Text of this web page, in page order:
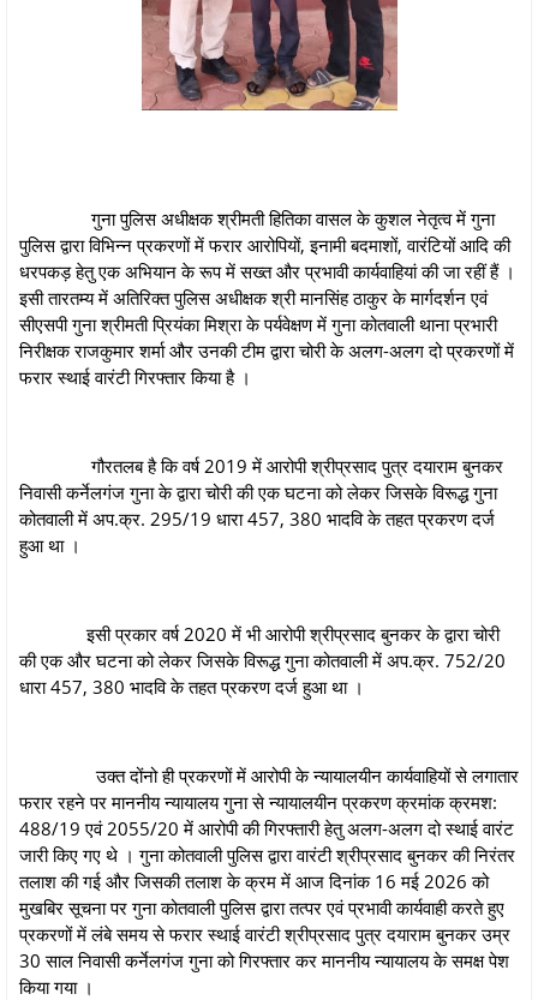
गुना पुलिस अधीक्षक श्रीमती हितिका वासल के कुशल नेतृत्व में गुना
पुलिस द्वारा विभिन्‍न प्रकरणों में फरार आरोपियों, इनामी बदमाशों, वारंटियों आदि की
धरपकड़ हेतु एक अभियान के रूप में सख्त और प्रभावी कार्यवाहियां की जा रहीं हैं ।
इसी तारतम्‍य में अतिरिक्त पुलिस अधीक्षक श्री मानसिंह ठाकुर के मार्गदर्शन एवं
सीएसपी गुना श्रीमती प्रियंका मिश्रा के पर्यवेक्षण में गुना कोतवाली थाना प्रभारी
निरीक्षक राजकुमार शर्मा और उनकी टीम द्वारा चोरी के अलग-अलग दो प्रकरणों में
फरार स्थाई वारंटी गिरफ्तार किया है ।
गौरतलब है कि वर्ष 2019 में आरोपी श्रीप्रसाद पुत्र दयाराम बुनकर
निवासी कर्नेलगंज गुना के द्वारा चोरी की एक घटना को लेकर जिसके विरूद्ध गुना
कोतवाली में अप.क्र. 295/19 धारा 457, 380 भादवि के तहत प्रकरण दर्ज
हुआ था ।
इसी प्रकार वर्ष 2020 में भी आरोपी श्रीप्रसाद बुनकर के द्वारा चोरी
की एक और घटना को लेकर जिसके विरूद्ध गुना कोतवाली में अप.क्र. 752/20
धारा 457, 380 भादवि के तहत प्रकरण दर्ज हुआ था ।
उक्‍त दोंनो ही प्रकरणों में आरोपी के न्‍यायालयीन कार्यवाहियों से लगातार
फरार रहने पर माननीय न्‍यायालय गुना से न्‍यायालयीन प्रकरण क्रमांक क्रमश:
488/19 एवं 2055/20 में आरोपी की गिरफ्तारी हेतु अलग-अलग दो स्‍थाई वारंट
जारी किए गए थे । गुना कोतवाली पुलिस द्वारा वारंटी श्रीप्रसाद बुनकर की निरंतर
तलाश की गई और जिसकी तलाश के क्रम में आज दिनांक 16 मई 2026 को
मुखबिर सूचना पर गुना कोतवाली पुलिस द्वारा तत्‍पर एवं प्रभावी कार्यवाही करते हुए
प्रकरणों में लंबे समय से फरार स्‍थाई वारंटी श्रीप्रसाद पुत्र दयाराम बुनकर उम्र
30 साल निवासी कर्नेलगंज गुना को गिरफ्तार कर माननीय न्‍यायालय के समक्ष पेश
किया गया ।